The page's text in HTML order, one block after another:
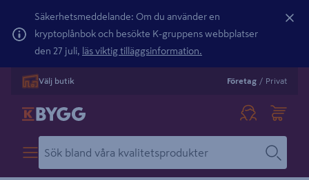
Säkerhetsmeddelande: Om du använder en
kryptoplånbok och besökte K-gruppens webbplatser
den 27 juli, läs viktig tilläggsinformation.
Välj butik Företag / Privat